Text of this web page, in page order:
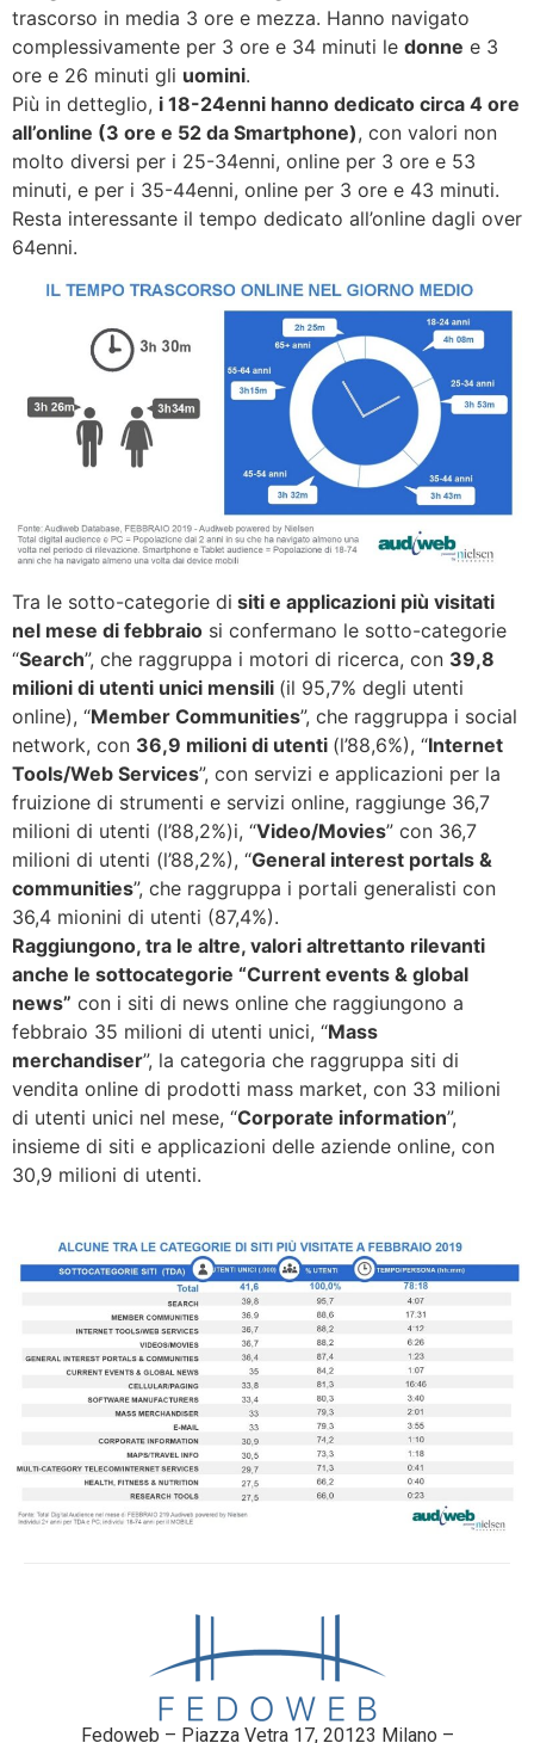
trascorso in media 3 ore e mezza. Hanno navigato
complessivamente per 3 ore e 34 minuti le donne e 3
ore e 26 minuti gli uomini.
Più in detteglio, i 18-24enni hanno dedicato circa 4 ore
all’online (3 ore e 52 da Smartphone), con valori non
molto diversi per i 25-34enni, online per 3 ore e 53
minuti, e per i 35-44enni, online per 3 ore e 43 minuti.
Resta interessante il tempo dedicato all’online dagli over
64enni.
Tra le sotto-categorie di siti e applicazioni più visitati
nel mese di febbraio si confermano le sotto-categorie
“Search”, che raggruppa i motori di ricerca, con 39,8
milioni di utenti unici mensili (il 95,7% degli utenti
online), “Member Communities”, che raggruppa i social
network, con 36,9 milioni di utenti (l’88,6%), “Internet
Tools/Web Services”, con servizi e applicazioni per la
fruizione di strumenti e servizi online, raggiunge 36,7
milioni di utenti (l’88,2%)i, “Video/Movies” con 36,7
milioni di utenti (l’88,2%), “General interest portals &
communities”, che raggruppa i portali generalisti con
36,4 mionini di utenti (87,4%).
Raggiungono, tra le altre, valori altrettanto rilevanti
anche le sottocategorie “Current events & global
news” con i siti di news online che raggiungono a
febbraio 35 milioni di utenti unici, “Mass
merchandiser”, la categoria che raggruppa siti di
vendita online di prodotti mass market, con 33 milioni
di utenti unici nel mese, “Corporate information”,
insieme di siti e applicazioni delle aziende online, con
30,9 milioni di utenti.
Fedoweb – Piazza Vetra 17, 20123 Milano –